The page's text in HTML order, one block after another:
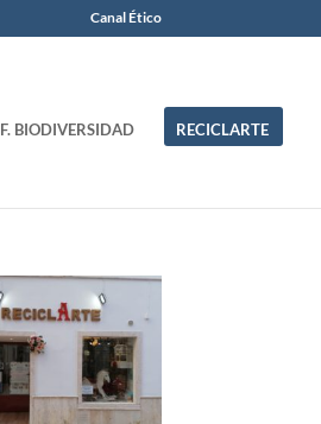
Canal Ético
F. BIODIVERSIDAD RECICLARTE